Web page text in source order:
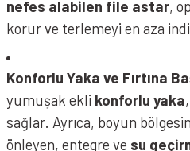
nefes alabilen file astar,
korur ve terlemeyi en aza
Konforlu Yaka ve Fırtına
yumuşak ekli konforlu yaka
sağlar. Ayrıca, boyun
önleyen, entegre ve su